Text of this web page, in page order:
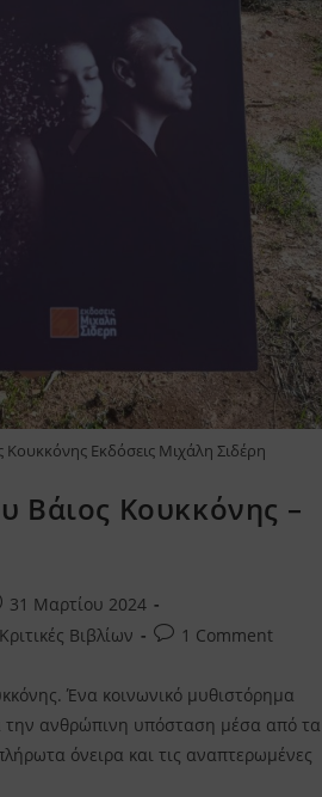
Εκδόσεις Μιχάλη Σιδέρη
Βάιος Κουκκόνης –
31 Μαρτίου 2024
Κριτικές Βιβλίων
Post1 Comment
Ένα κοινωνικό μυθιστόρημα
την ανθρώπινη υπόσταση μέσα από τα
όνειρα και τις αναπτερωμένες